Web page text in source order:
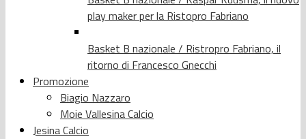
play maker per la Ristopro Fabriano
Basket B nazionale / Ristropro Fabriano, il
ritorno di Francesco Gnecchi
Promozione
Biagio Nazzaro
Moie Vallesina Calcio
Jesina Calcio